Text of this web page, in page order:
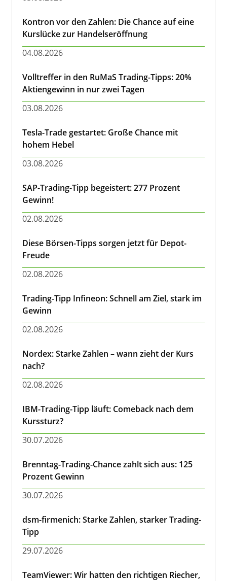
Kontron vor den Zahlen: Die Chance auf eine
Kurslücke zur Handelseröffnung
04.08.2026
Volltreffer in den RuMaS Trading-Tipps: 20%
Aktiengewinn in nur zwei Tagen
03.08.2026
Tesla-Trade gestartet: Große Chance mit
hohem Hebel
03.08.2026
SAP-Trading-Tipp begeistert: 277 Prozent
Gewinn!
02.08.2026
Diese Börsen-Tipps sorgen jetzt für Depot-
Freude
02.08.2026
Trading-Tipp Infineon: Schnell am Ziel, stark im
Gewinn
02.08.2026
Nordex: Starke Zahlen – wann zieht der Kurs
nach?
02.08.2026
IBM-Trading-Tipp läuft: Comeback nach dem
Kurssturz?
30.07.2026
Brenntag-Trading-Chance zahlt sich aus: 125
Prozent Gewinn
30.07.2026
dsm-firmenich: Starke Zahlen, starker Trading-
Tipp
29.07.2026
TeamViewer: Wir hatten den richtigen Riecher,